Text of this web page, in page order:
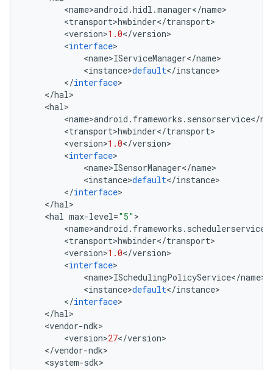
<name>android .hidl .manager</name>
<transport>hwbinder</transport>
<version>1.0</version>
<interface>
<name>IServiceManager</name>
<instance>default</instance>
</interface>
</hal>
<hal>
<name>android . frameworks . sensorservice</
<transport>hwbinder</transport>
<version>1.0</version>
<interface>
<name>ISensorManager</name>
<instance>default</instance>
</interface>
</hal>
<hal max-level="5" >
<name>android . frameworks . schedulerservice
<transport>hwbinder</transport>
<version>1.0</version>
<interface>
<name>ISchedulingPolicyService</name>
<instance>default</instance>
</interface>
</hal>
<vendor-ndk>
<version>27</version>
</vendor-ndk>
<system-sdk>